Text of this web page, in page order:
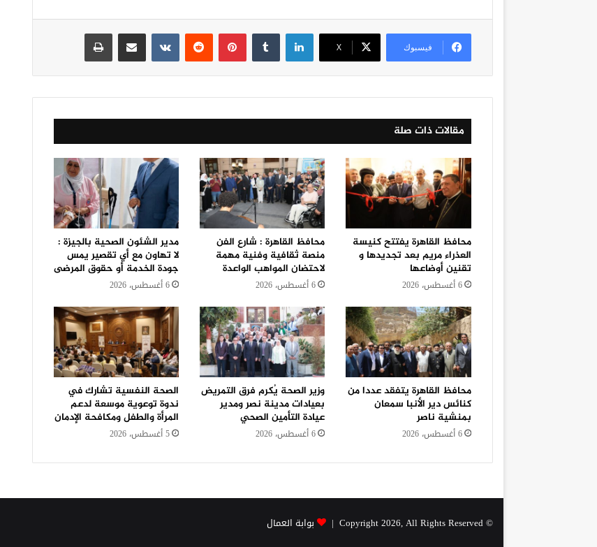
فيسبوك ‫X
لينكدإن بينتيريست
مقالات ذات صلة
محافظ القاهرة يفتتح كنيسة
العذراء مريم بعد تجديدها و
تقنين أوضاعها
6 أغسطس، 2026
محافظ القاهرة : شارع الفن
منصة ثقافية وفنية مهمة
لاحتضان المواهب الواعدة
6 أغسطس، 2026
مدير الشئون الصحية بالجيزة :
لا تهاون مع أي تقصير يمس
جودة الخدمة أو حقوق المرضى
6 أغسطس، 2026
محافظ القاهرة يتفقد عددا من
كنائس دير الأنبا سمعان
بمنشية ناصر
6 أغسطس، 2026
وزير الصحة يُكرم فرق التمريض
بعيادات مدينة نصر ومدير
عيادة التأمين الصحي
6 أغسطس، 2026
الصحة النفسية تشارك في
ندوة توعوية موسعة لدعم
المرأة والطفل ومكافحة الإدمان
5 أغسطس، 2026
© Copyright 2026, All Rights Reserved | بوابة العمال